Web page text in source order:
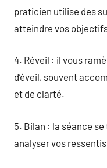
praticien utilise des
atteindre vos
4. Réveil : il vous
d’éveil, souvent
et de clarté.
5. Bilan : la séance
analyser vos